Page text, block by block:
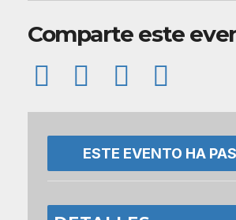
Comparte este
ESTE EVENTO HA